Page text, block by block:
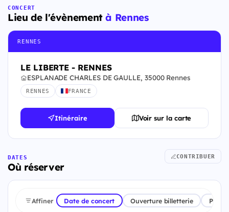
CONCERT
Lieu de l'évènementà Rennes
RENNES
LE LIBERTE - RENNES
ESPLANADE CHARLES DE GAULLE, 35000 Rennes
RENNES FRANCE
Itinéraire Voir sur la carte
DATES
Où réserver
CONTRIBUER
Affiner Date de concert Ouverture billetterie